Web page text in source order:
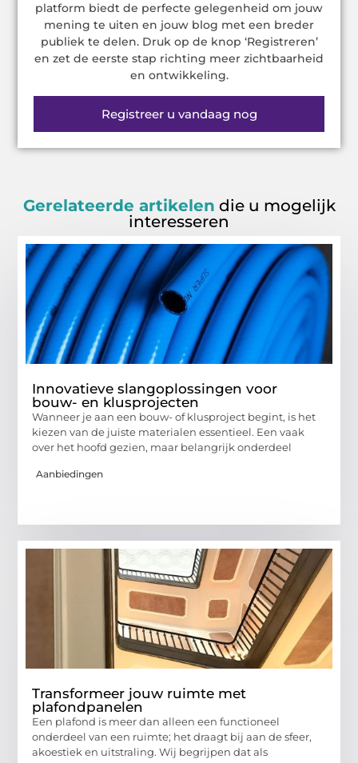
platform biedt de perfecte gelegenheid om jouw
mening te uiten en jouw blog met een breder
publiek te delen. Druk op de knop ‘Registreren’
en zet de eerste stap richting meer zichtbaarheid
en ontwikkeling.
Registreer u vandaag nog
Gerelateerde artikelen die u mogelijk
interesseren
Innovatieve slangoplossingen voor
bouw- en klusprojecten
Wanneer je aan een bouw- of klusproject begint, is het
kiezen van de juiste materialen essentieel. Een vaak
over het hoofd gezien, maar belangrijk onderdeel
Aanbiedingen
Transformeer jouw ruimte met
plafondpanelen
Een plafond is meer dan alleen een functioneel
onderdeel van een ruimte; het draagt bij aan de sfeer,
akoestiek en uitstraling. Wij begrijpen dat als